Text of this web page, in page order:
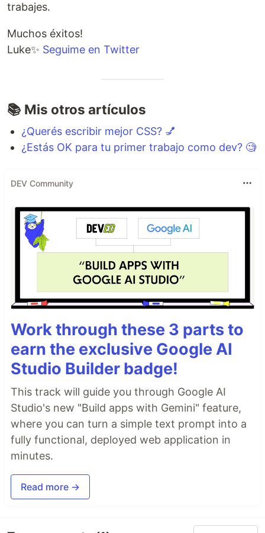
trabajes.
Muchos éxitos!
Luke✨ Seguime en Twitter
📚 Mis otros artículos
¿Querés escribir mejor CSS? 💅
¿Estás OK para tu primer trabajo como dev? 🧐
DEV Community
Work through these 3 parts to
earn the exclusive Google AI
Studio Builder badge!
This track will guide you through Google AI
Studio's new "Build apps with Gemini" feature,
where you can turn a simple text prompt into a
fully functional, deployed web application in
minutes.
Read more →